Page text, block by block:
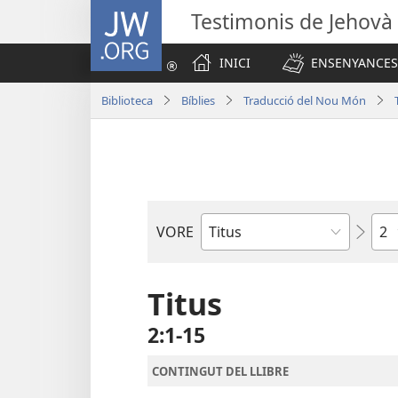
JW.ORG Testimonis de Jehovà
INICI
Biblioteca Bíblies Traducció del Nou Món
VORE
Llibre
Titus
2:1-15
CONTINGUT DEL LLIBRE